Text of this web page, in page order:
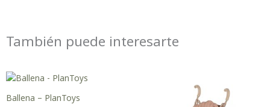
También puede interesarte
Ballena – PlanToys